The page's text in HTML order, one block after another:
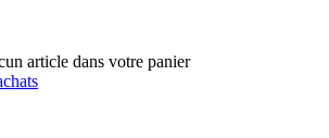
article dans votre panier